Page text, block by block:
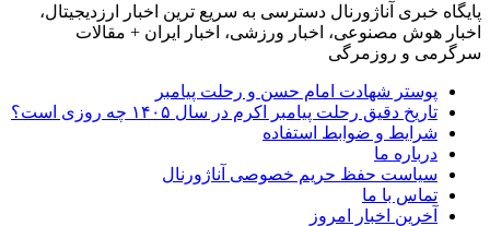
پایگاه خبری آناژورنال دسترسی به سریع ترین اخبار ارزدیجیتال،
اخبار هوش مصنوعی، اخبار ورزشی، اخبار ایران + مقالات
سرگرمی و روزمرگی
پوستر شهادت امام حسن و رحلت پیامبر
تاریخ دقیق رحلت پیامبر اکرم در سال ۱۴۰۵ چه روزی است؟
شرایط و ضوابط استفاده
درباره ما
سیاست حفظ حریم خصوصی آناژورنال
تماس با ما
آخرین اخبار امروز